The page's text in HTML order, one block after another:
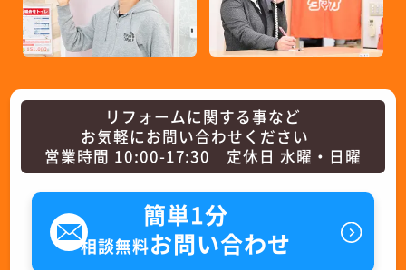
リフォームに関する事など
お気軽にお問い合わせください
営業時間 10:00-17:30 定休日 水曜・日曜
簡単1分
相談無料お問い合わせ